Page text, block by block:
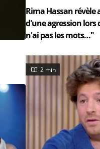
Rima Hassan révèle
d'une agression lors
n'ai pas les mots…"
2 min